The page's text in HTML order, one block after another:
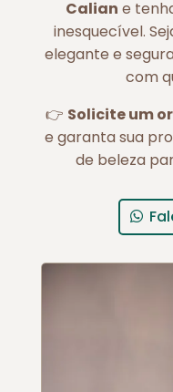
Calian e
inesquecível.
elegante e
com
👉 Solicite um
e garanta sua
de beleza